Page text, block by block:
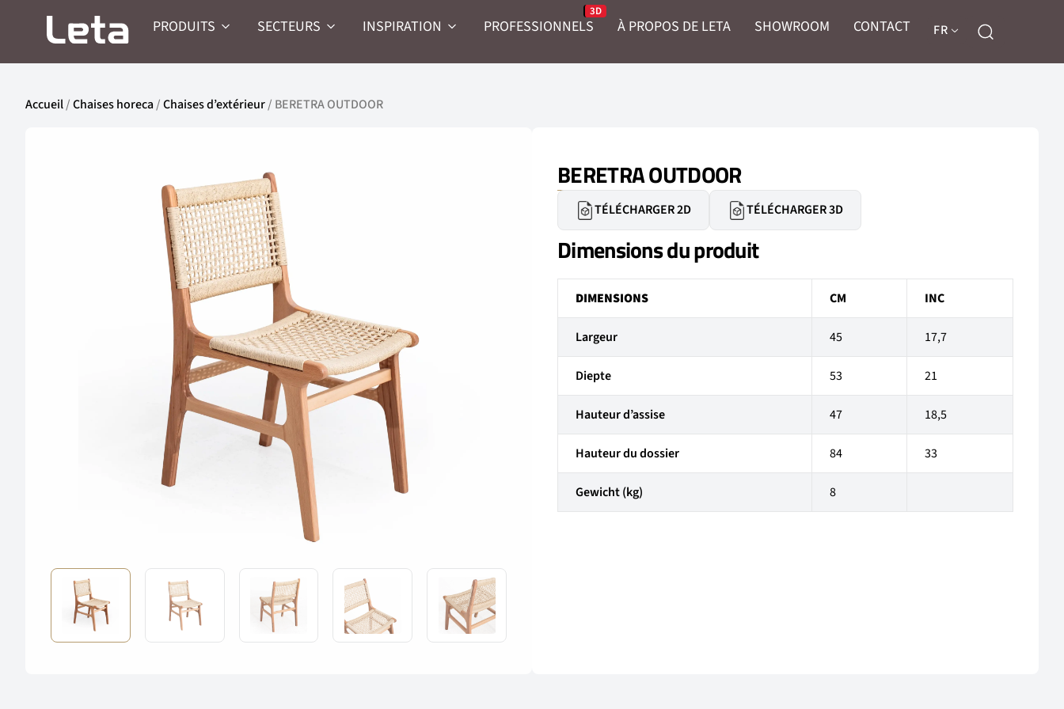
PRODUITS SECTEURS INSPIRATION PROFESSIONNELS À PROPOS DE LETA SHOWROOM CONTACT FR
Accueil/Chaises horeca/Chaises d’extérieur/ BERETRA OUTDOOR
BERETRA OUTDOOR
TÉLÉCHARGER 2D TÉLÉCHARGER 3D
Dimensions du produit
DIMENSIONS CM INC
Largeur 45 17,7
Diepte 53 21
Hauteur d’assise 47 18,5
Hauteur du dossier 84 33
Gewicht (kg) 8